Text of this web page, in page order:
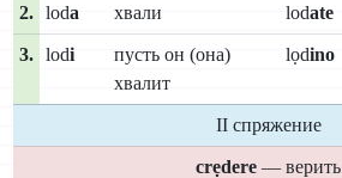
2. loda хвали lodate
3. lodi
пусть он (она)
хвалит
lọdino
II спряжение
crẹdere — верить